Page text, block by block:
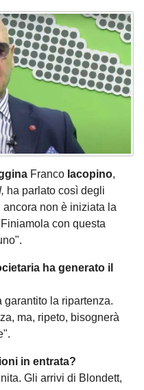
Franco Iacopino,
ha parlato così degli
non è iniziata la
con questa
ha generato il
la ripartenza.
ma, ripeto, bisognerà
in entrata?
Gli arrivi di Blondett,